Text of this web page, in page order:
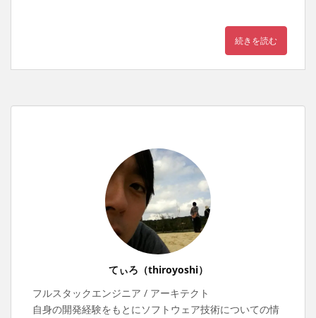
続きを読む
てぃろ（thiroyoshi）
フルスタックエンジニア / アーキテクト
自身の開発経験をもとにソフトウェア技術についての情